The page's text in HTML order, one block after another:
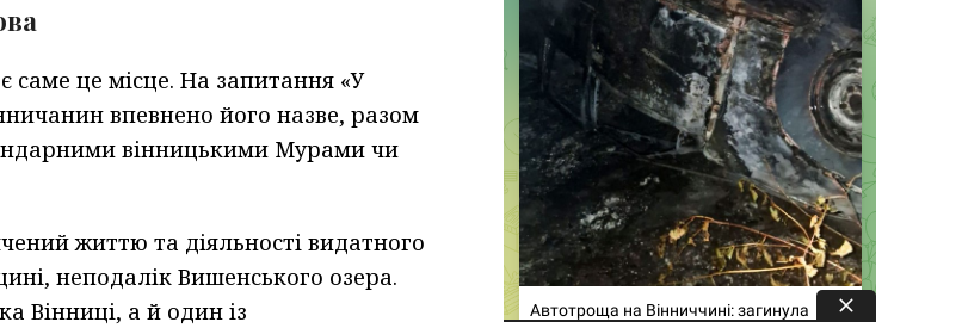
саме це місце. На запитання «У
впевнено його назве, разом
вінницькими Мурами чи
життю та діяльності видатного
неподалік Вишенського озера.
Вінниці, а й один із